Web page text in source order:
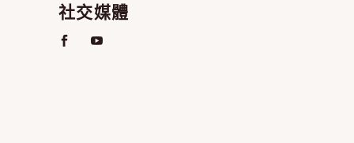
社交媒體